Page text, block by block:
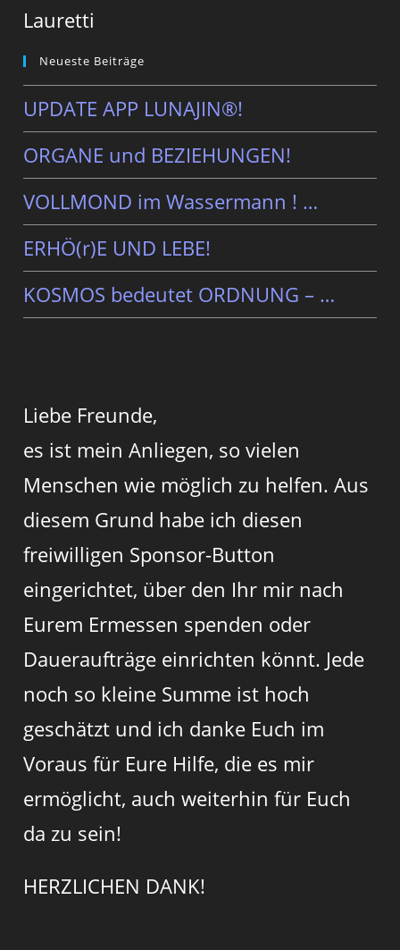
Lauretti
Neueste Beiträge
UPDATE APP LUNAJIN®!
ORGANE und BEZIEHUNGEN!
VOLLMOND im Wassermann ! …
ERHÖ(r)E UND LEBE!
KOSMOS bedeutet ORDNUNG – …
Liebe Freunde,
es ist mein Anliegen, so vielen
Menschen wie möglich zu helfen. Aus
diesem Grund habe ich diesen
freiwilligen Sponsor-Button
eingerichtet, über den Ihr mir nach
Eurem Ermessen spenden oder
Daueraufträge einrichten könnt. Jede
noch so kleine Summe ist hoch
geschätzt und ich danke Euch im
Voraus für Eure Hilfe, die es mir
ermöglicht, auch weiterhin für Euch
da zu sein!
HERZLICHEN DANK!